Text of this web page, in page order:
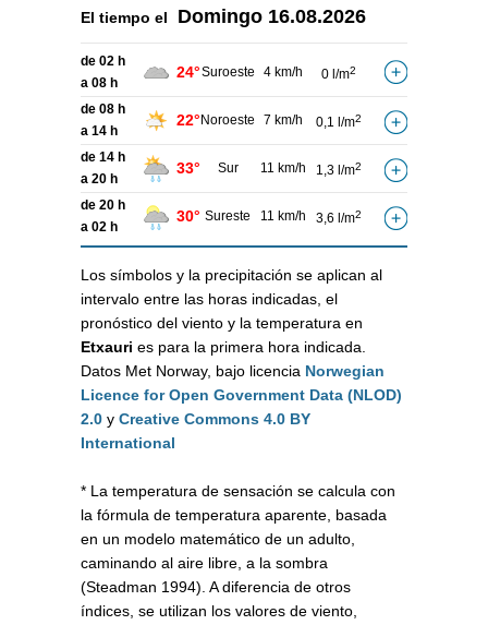
El tiempo el Domingo 16.08.2026
de 02 h
a 08 h
24°Suroeste 4 km/h 0 l/m2
de 08 h
a 14 h
22° Noroeste 7 km/h 0,1 l/m2
de 14 h
a 20 h
33° Sur 11 km/h 1,3 l/m2
de 20 h
a 02 h
30° Sureste 11 km/h 3,6 l/m2
Los símbolos y la precipitación se aplican al
intervalo entre las horas indicadas, el
pronóstico del viento y la temperatura en
Etxauri es para la primera hora indicada.
Datos Met Norway, bajo licencia Norwegian
Licence for Open Government Data (NLOD)
2.0 y Creative Commons 4.0 BY
International
* La temperatura de sensación se calcula con
la fórmula de temperatura aparente, basada
en un modelo matemático de un adulto,
caminando al aire libre, a la sombra
(Steadman 1994). A diferencia de otros
índices, se utilizan los valores de viento,